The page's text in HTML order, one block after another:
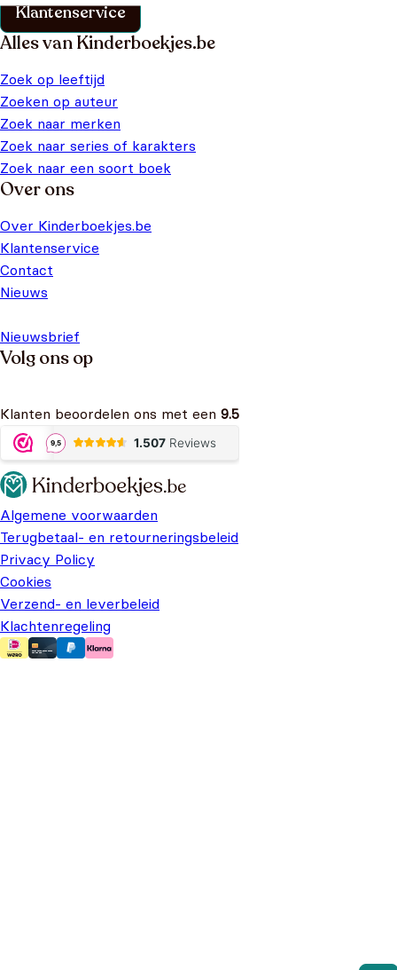
Klantenservice
Alles van Kinderboekjes.be
Zoek op leeftijd
Zoeken op auteur
Zoek naar merken
Zoek naar series of karakters
Zoek naar een soort boek
Over ons
Over Kinderboekjes.be
Klantenservice
Contact
Nieuws
Nieuwsbrief
Volg ons op
Klanten beoordelen ons met een 9.5
Algemene voorwaarden
Terugbetaal- en retourneringsbeleid
Privacy Policy
Cookies
Verzend- en leverbeleid
Klachtenregeling